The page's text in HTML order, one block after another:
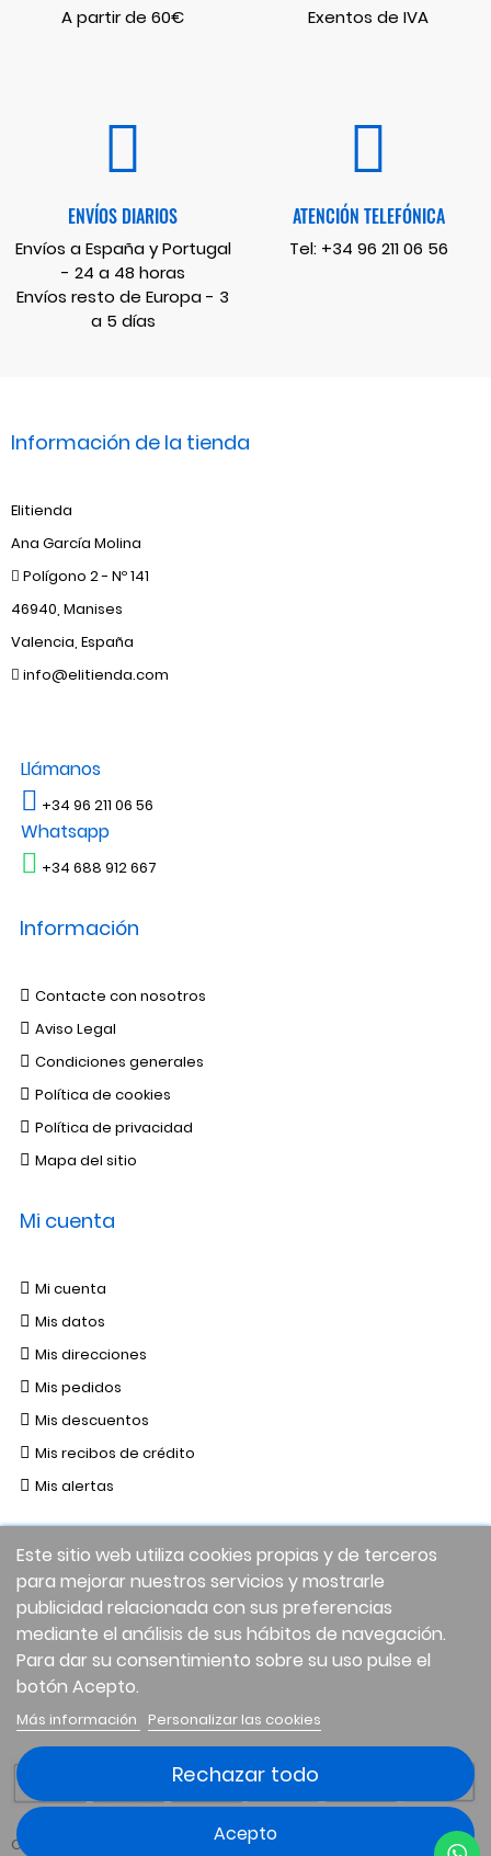
Este sitio web utiliza cookies propias y de terceros
para mejorar nuestros servicios y mostrarle
publicidad relacionada con sus preferencias
mediante el análisis de sus hábitos de navegación.
Para dar su consentimiento sobre su uso pulse el
botón Acepto.
Más información Personalizar las cookies
Rechazar todo
Acepto
A partir de 60€ Exentos de IVA
ENVÍOS DIARIOS
Envíos a España y Portugal
- 24 a 48 horas
Envíos resto de Europa - 3
a 5 días
ATENCIÓN TELEFÓNICA
Tel: +34 96 211 06 56
Información de la tienda
Elitienda
Ana García Molina
Polígono 2 - Nº 141
46940, Manises
Valencia, España
info@elitienda.com
Llámanos
+34 96 211 06 56
Whatsapp
+34 688 912 667
Información
Contacte con nosotros
Aviso Legal
Condiciones generales
Política de cookies
Política de privacidad
Mapa del sitio
Mi cuenta
Mi cuenta
Mis datos
Mis direcciones
Mis pedidos
Mis descuentos
Mis recibos de crédito
Mis alertas
Facebook
Twitter
Copyright © 2026 Elitienda.com | Todos los derechos reservados.